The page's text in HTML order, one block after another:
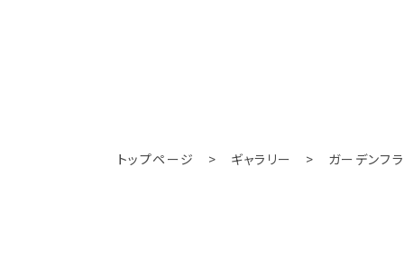
トップページ > ギャラリー > ガーデンフ